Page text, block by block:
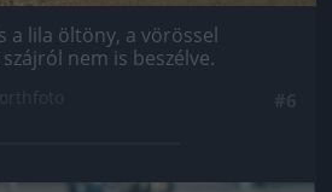
a lila öltöny, a vörössel
nem is beszélve.